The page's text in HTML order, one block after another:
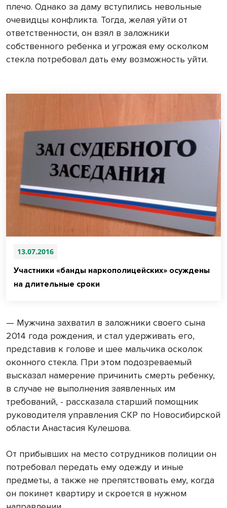
плечо. Однако за даму вступились невольные
очевидцы конфликта. Тогда, желая уйти от
ответственности, он взял в заложники
собственного ребенка и угрожая ему осколком
стекла потребовал дать ему возможность уйти.
13.07.2016
Участники «банды наркополицейских» осуждены
на длительные сроки
— Мужчина захватил в заложники своего сына
2014 года рождения, и стал удерживать его,
представив к голове и шее мальчика осколок
оконного стекла. При этом подозреваемый
высказал намерение причинить смерть ребенку,
в случае не выполнения заявленных им
требований, - рассказала старший помощник
руководителя управления СКР по Новосибирской
области Анастасия Кулешова.
От прибывших на место сотрудников полиции он
потребовал передать ему одежду и иные
предметы, а также не препятствовать ему, когда
он покинет квартиру и скроется в нужном